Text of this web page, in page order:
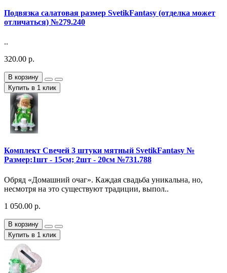
Подвязка салатовая размер SvetikFantasy (отделка может
отличаться) №279.240
..
320.00 р.
В корзину
Купить в 1 клик
Комплект Свечей 3 штуки мятный SvetikFantasy №
Размер:1шт - 15см; 2шт - 20см №731.788
Oбряд «Домашний очаг». Каждая свадьба уникальна, но,
несмотря на это существуют традиции, выпол..
1 050.00 р.
В корзину
Купить в 1 клик